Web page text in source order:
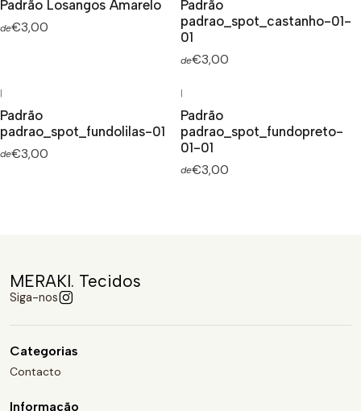
Padrão Losangos Amarelo
de€3,00
Padrão
padrao_spot_castanho-01-
01
de€3,00
|
Padrão
padrao_spot_fundolilas-01
de€3,00
|
Padrão
padrao_spot_fundopreto-
01-01
de€3,00
MERAKI. Tecidos
Siga-nos
Categorias
Contacto
Informação